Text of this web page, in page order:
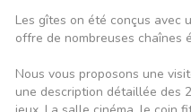
Les gîtes on été conçus
offre de nombreuses chaînes
Nous vous proposons une
une description détaillée des